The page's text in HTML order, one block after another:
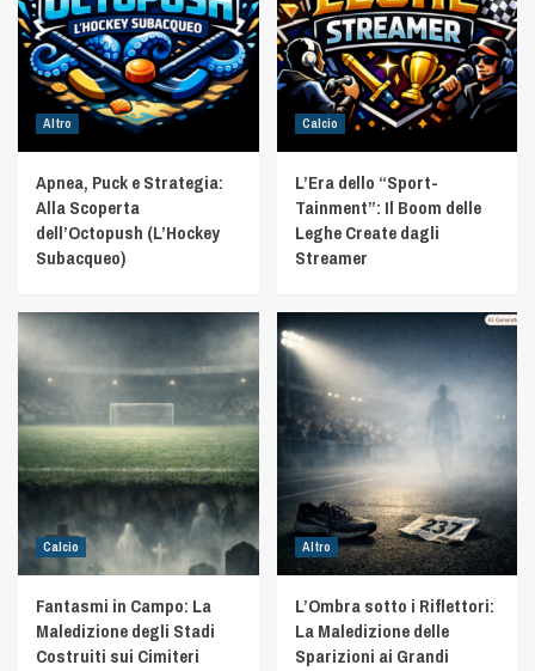
Altro
Apnea, Puck e Strategia:
Alla Scoperta
dell’Octopush (L’Hockey
Subacqueo)
Calcio
L’Era dello “Sport-
Tainment”: Il Boom delle
Leghe Create dagli
Streamer
Calcio
Fantasmi in Campo: La
Maledizione degli Stadi
Costruiti sui Cimiteri
Altro
L’Ombra sotto i Riflettori:
La Maledizione delle
Sparizioni ai Grandi